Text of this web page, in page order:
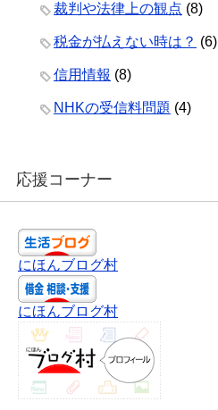
裁判や法律上の観点 (8)
税金が払えない時は？ (6)
信用情報 (8)
NHKの受信料問題 (4)
応援コーナー
にほんブログ村
にほんブログ村